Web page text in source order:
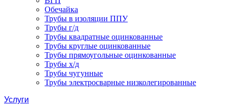
Обечайка
Трубы в изоляции ППУ
Трубы г/д
Трубы квадратные оцинкованные
Трубы круглые оцинкованные
Трубы прямоугольные оцинкованные
Трубы х/д
Трубы чугунные
Трубы электросварные низколегированные
Услуги